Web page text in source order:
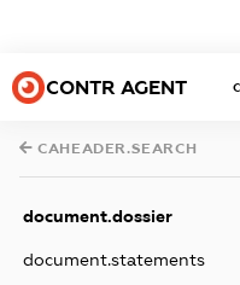
CONTR AGENT
CAHEADER.SEARCH
document.dossier
document.statements